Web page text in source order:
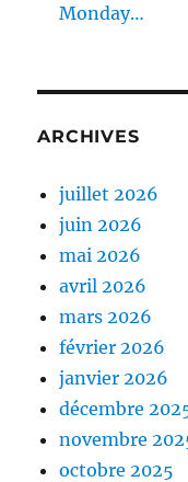
Monday…
ARCHIVES
juillet 2026
juin 2026
mai 2026
avril 2026
mars 2026
février 2026
janvier 2026
décembre
novembre
octobre 2025